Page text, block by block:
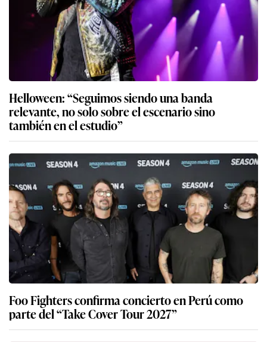
Helloween: “Seguimos siendo una banda
relevante, no solo sobre el escenario sino
también en el estudio”
Foo Fighters confirma concierto en Perú como
parte del “Take Cover Tour 2027”